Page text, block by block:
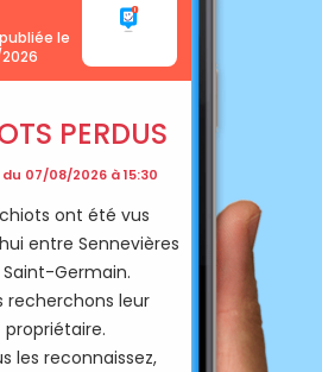
le
PERDUS
07/08/2026 à 15:30
ont été vus
entre Sennevières
Germain.
recherchons leur
propriétaire.
les reconnaissez,